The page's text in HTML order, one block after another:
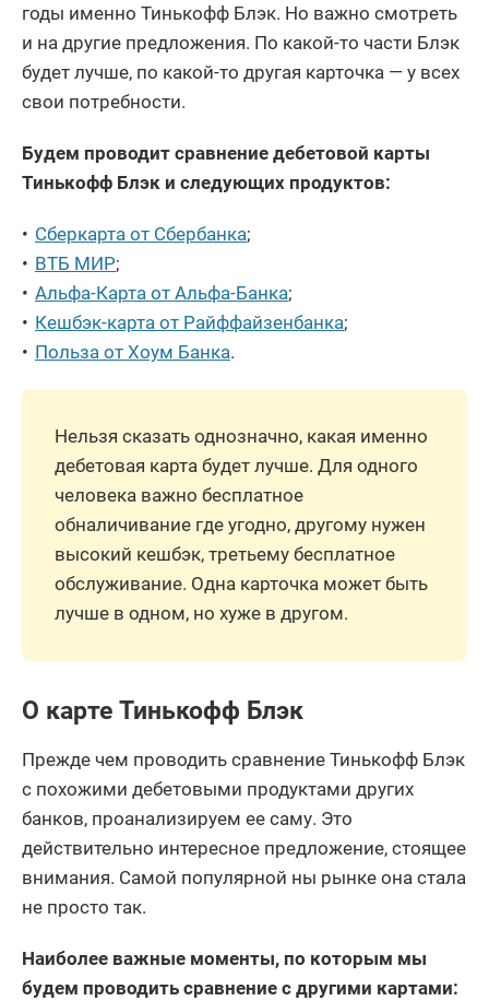
годы именно Тинькофф Блэк. Но важно смотреть
и на другие предложения. По какой-то части Блэк
будет лучше, по какой-то другая карточка — у всех
свои потребности.
Будем проводит сравнение дебетовой карты
Тинькофф Блэк и следующих продуктов:
Сберкарта от Сбербанка;
ВТБ МИР;
Альфа-Карта от Альфа-Банка;
Кешбэк-карта от Райффайзенбанка;
Польза от Хоум Банка.
Нельзя сказать однозначно, какая именно
дебетовая карта будет лучше. Для одного
человека важно бесплатное
обналичивание где угодно, другому нужен
высокий кешбэк, третьему бесплатное
обслуживание. Одна карточка может быть
лучше в одном, но хуже в другом.
О карте Тинькофф Блэк
Прежде чем проводить сравнение Тинькофф Блэк
с похожими дебетовыми продуктами других
банков, проанализируем ее саму. Это
действительно интересное предложение, стоящее
внимания. Самой популярной ны рынке она стала
не просто так.
Наиболее важные моменты, по которым мы
будем проводить сравнение с другими картами: